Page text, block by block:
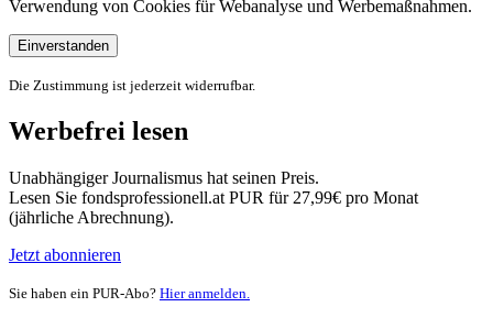
Verwendung von Cookies für Webanalyse und Werbemaßnahmen.
Einverstanden
Die Zustimmung ist jederzeit widerrufbar.
Werbefrei lesen
Unabhängiger Journalismus hat seinen Preis.
Lesen Sie fondsprofessionell.at PUR für 27,99€ pro Monat
(jährliche Abrechnung).
Jetzt abonnieren
Sie haben ein PUR-Abo? Hier anmelden.